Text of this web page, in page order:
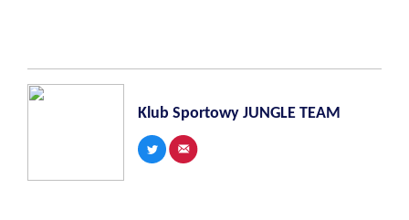
Klub Sportowy JUNGLE TEAM